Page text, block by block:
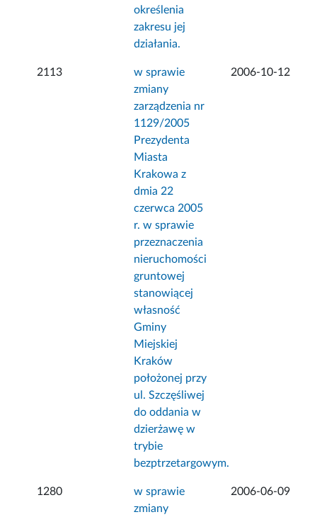
określenia
zakresu jej
działania.
2113
w sprawie
zmiany
zarządzenia nr
1129/2005
Prezydenta
Miasta
Krakowa z
dmia 22
czerwca 2005
r. w sprawie
przeznaczenia
nieruchomości
gruntowej
stanowiącej
własność
Gminy
Miejskiej
Kraków
położonej przy
ul. Szczęśliwej
do oddania w
dzierżawę w
trybie
bezptrzetargowym.
2006-10-12
1280
w sprawie
zmiany
2006-06-09